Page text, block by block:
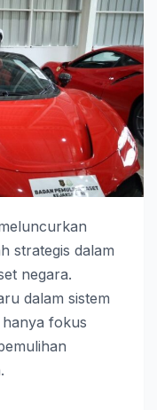
strategis dalam
negara.
dalam sistem
fokus